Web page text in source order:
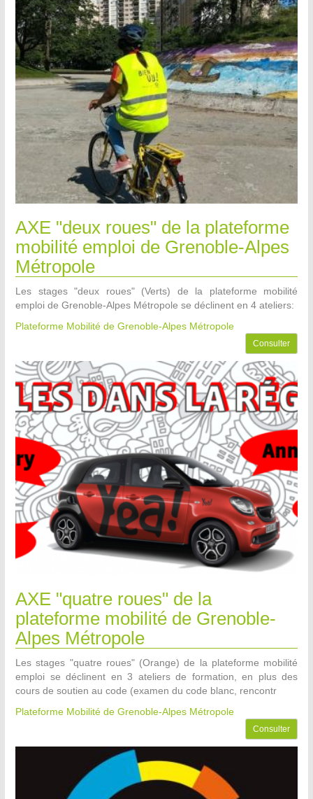
AXE "deux roues" de la plateforme
mobilité emploi de Grenoble-Alpes
Métropole
Les stages "deux roues" (Verts) de la plateforme mobilité
emploi de Grenoble-Alpes Métropole se déclinent en 4 ateliers:
Plateforme Mobilité de Grenoble-Alpes Métropole
Consulter
AXE "quatre roues" de la
plateforme mobilité de Grenoble-
Alpes Métropole
Les stages "quatre roues" (Orange) de la plateforme mobilité
emploi se déclinent en 3 ateliers de formation, en plus des
cours de soutien au code (examen du code blanc, rencontr
Plateforme Mobilité de Grenoble-Alpes Métropole
Consulter